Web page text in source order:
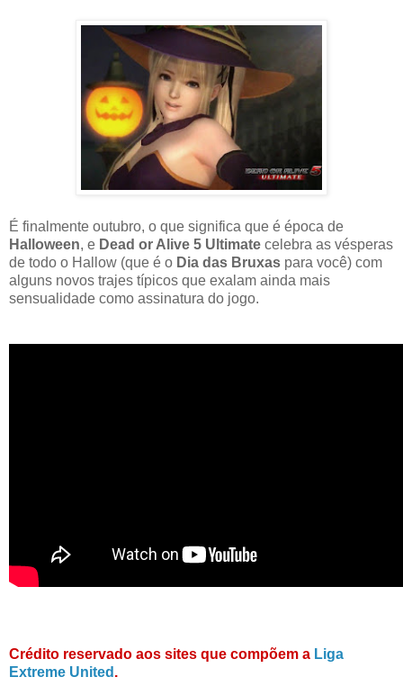
É finalmente outubro, o que significa que é época de
Halloween, e Dead or Alive 5 Ultimate celebra as vésperas
de todo o Hallow (que é o Dia das Bruxas para você) com
alguns novos trajes típicos que exalam ainda mais
sensualidade como assinatura do jogo.
Crédito reservado aos sites que compõem a Liga
Extreme United .